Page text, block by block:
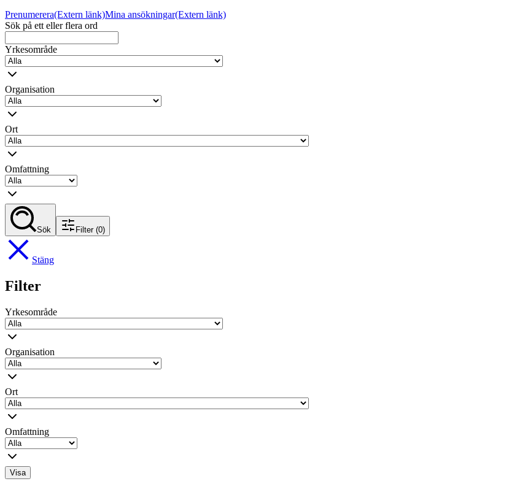
Prenumerera(Extern länk)Mina ansökningar(Extern länk)
Sök på ett eller flera ord
Yrkesområde
Organisation
Ort
Omfattning
Sök Filter (0)
Stäng
Filter
Yrkesområde
Organisation
Ort
Omfattning
Visa